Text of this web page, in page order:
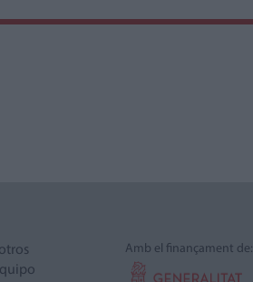
Amb el finançament de: